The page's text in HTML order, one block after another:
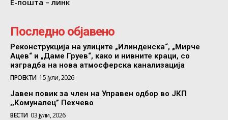
Последно објавено
Реконструкција на улиците „Илинденска“, „Мирче
Ацев“ и „Даме Груев“, како и нивните краци, со
изградба на нова атмосферска канализација
ПРОЕКТИ 15 јули, 2026
Јавен повик за член на Управен одбор во ЈКП
,,Комуналец” Пехчево
ВЕСТИ 03 јули, 2026